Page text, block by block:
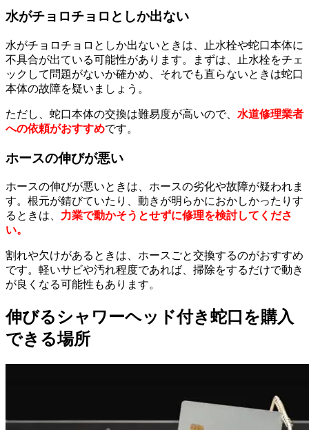
水がチョロチョロとしか出ない
水がチョロチョロとしか出ないときは、止水栓や蛇口本体に
不具合が出ている可能性があります。まずは、止水栓をチェ
ックして問題がないか確かめ、それでも直らないときは蛇口
本体の故障を疑いましょう。
ただし、蛇口本体の交換は難易度が高いので、 水道修理業者
への依頼がおすすめです。
ホースの伸びが悪い
ホースの伸びが悪いときは、ホースの劣化や故障が疑われま
す。根元が錆びていたり、動きが明らかにおかしかったりす
るときは、 力業で動かそうとせずに修理を検討してくださ
い。
割れや欠けがあるときは、ホースごと交換するのがおすすめ
です。軽いサビや汚れ程度であれば、掃除をするだけで動き
が良くなる可能性もあります。
伸びるシャワーヘッド付き蛇口を購入
できる場所